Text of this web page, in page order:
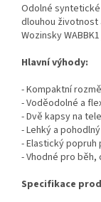
Odolné
dlouhou životnost
Wozinsky
Hlavní výhody:
- Kompaktní
- Voděodolné a
- Dvě kapsy na
- Lehký a
- Elastický
- Vhodné pro
Specifikace